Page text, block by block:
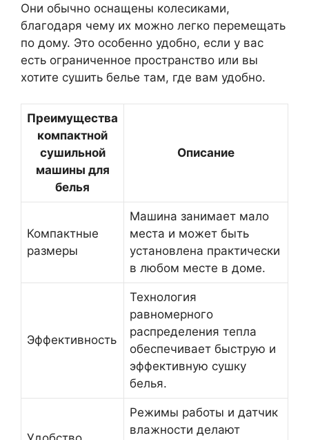
Они обычно оснащены колесиками,
благодаря чему их можно легко перемещать
по дому. Это особенно удобно, если у вас
есть ограниченное пространство или вы
хотите сушить белье там, где вам удобно.
Преимущества
компактной
сушильной
машины для
белья
Описание
Компактные
размеры
Машина занимает мало
места и может быть
установлена практически
в любом месте в доме.
Эффективность
Технология
равномерного
распределения тепла
обеспечивает быструю и
эффективную сушку
белья.
Режимы работы и датчик
влажности делают